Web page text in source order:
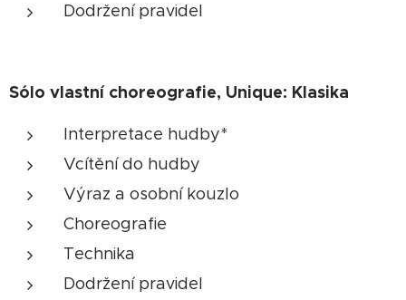
Dodržení pravidel
Sólo vlastní choreografie, Unique: Klasika
Interpretace hudby*
Vcítění do hudby
Výraz a osobní kouzlo
Choreografie
Technika
Dodržení pravidel